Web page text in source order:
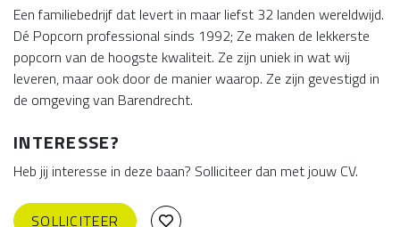
Een familiebedrijf dat levert in maar liefst 32 landen wereldwijd.
Dé Popcorn professional sinds 1992; Ze maken de lekkerste
popcorn van de hoogste kwaliteit. Ze zijn uniek in wat wij
leveren, maar ook door de manier waarop. Ze zijn gevestigd in
de omgeving van Barendrecht.
INTERESSE?
Heb jij interesse in deze baan? Solliciteer dan met jouw CV.
SOLLICITEER